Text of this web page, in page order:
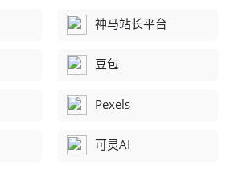
神马站长平台
豆包
Pexels
可灵AI